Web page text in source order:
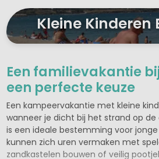
Kleine Kinderen
Een familievakantie
een perfecte keuze
Een kampeervakantie met kleine
wanneer je dicht bij het strand op
is een ideale bestemming voor jonge
kunnen zich uren vermaken met
zandkastelen bouwen of veilig